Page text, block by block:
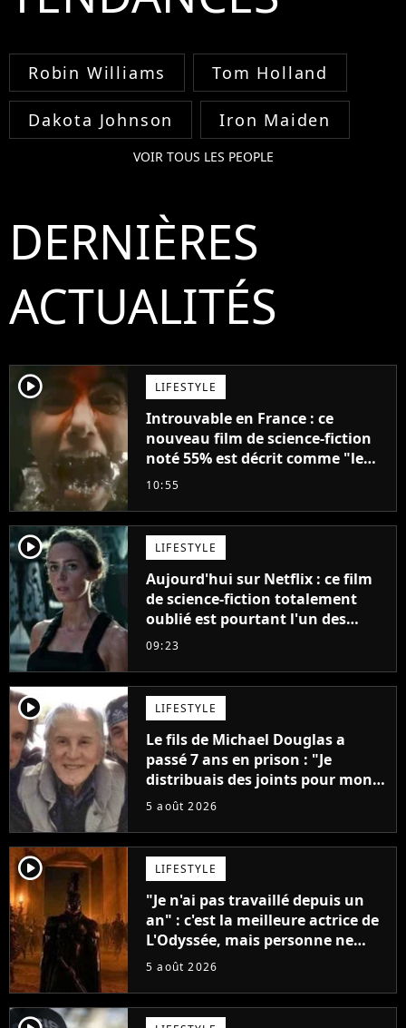
Robin Williams Tom Holland
Dakota Johnson Iron Maiden
VOIR TOUS LES PEOPLE
DERNIÈRES
ACTUALITÉS
player2 LIFESTYLE
Introuvable en France : ce
nouveau film de science-fiction
noté 55% est décrit comme "le
plus stupide de l'année"
10:55
player2 LIFESTYLE
Aujourd'hui sur Netflix : ce film
de science-fiction totalement
oublié est pourtant l'un des
meilleurs des années 2010
09:23
player2 LIFESTYLE
Le fils de Michael Douglas a
passé 7 ans en prison : "Je
distribuais des joints pour mon
père"
5 août 2026
player2 LIFESTYLE
"Je n'ai pas travaillé depuis un
an" : c'est la meilleure actrice de
L'Odyssée, mais personne ne
veut lui donner de rôle au
5 août 2026